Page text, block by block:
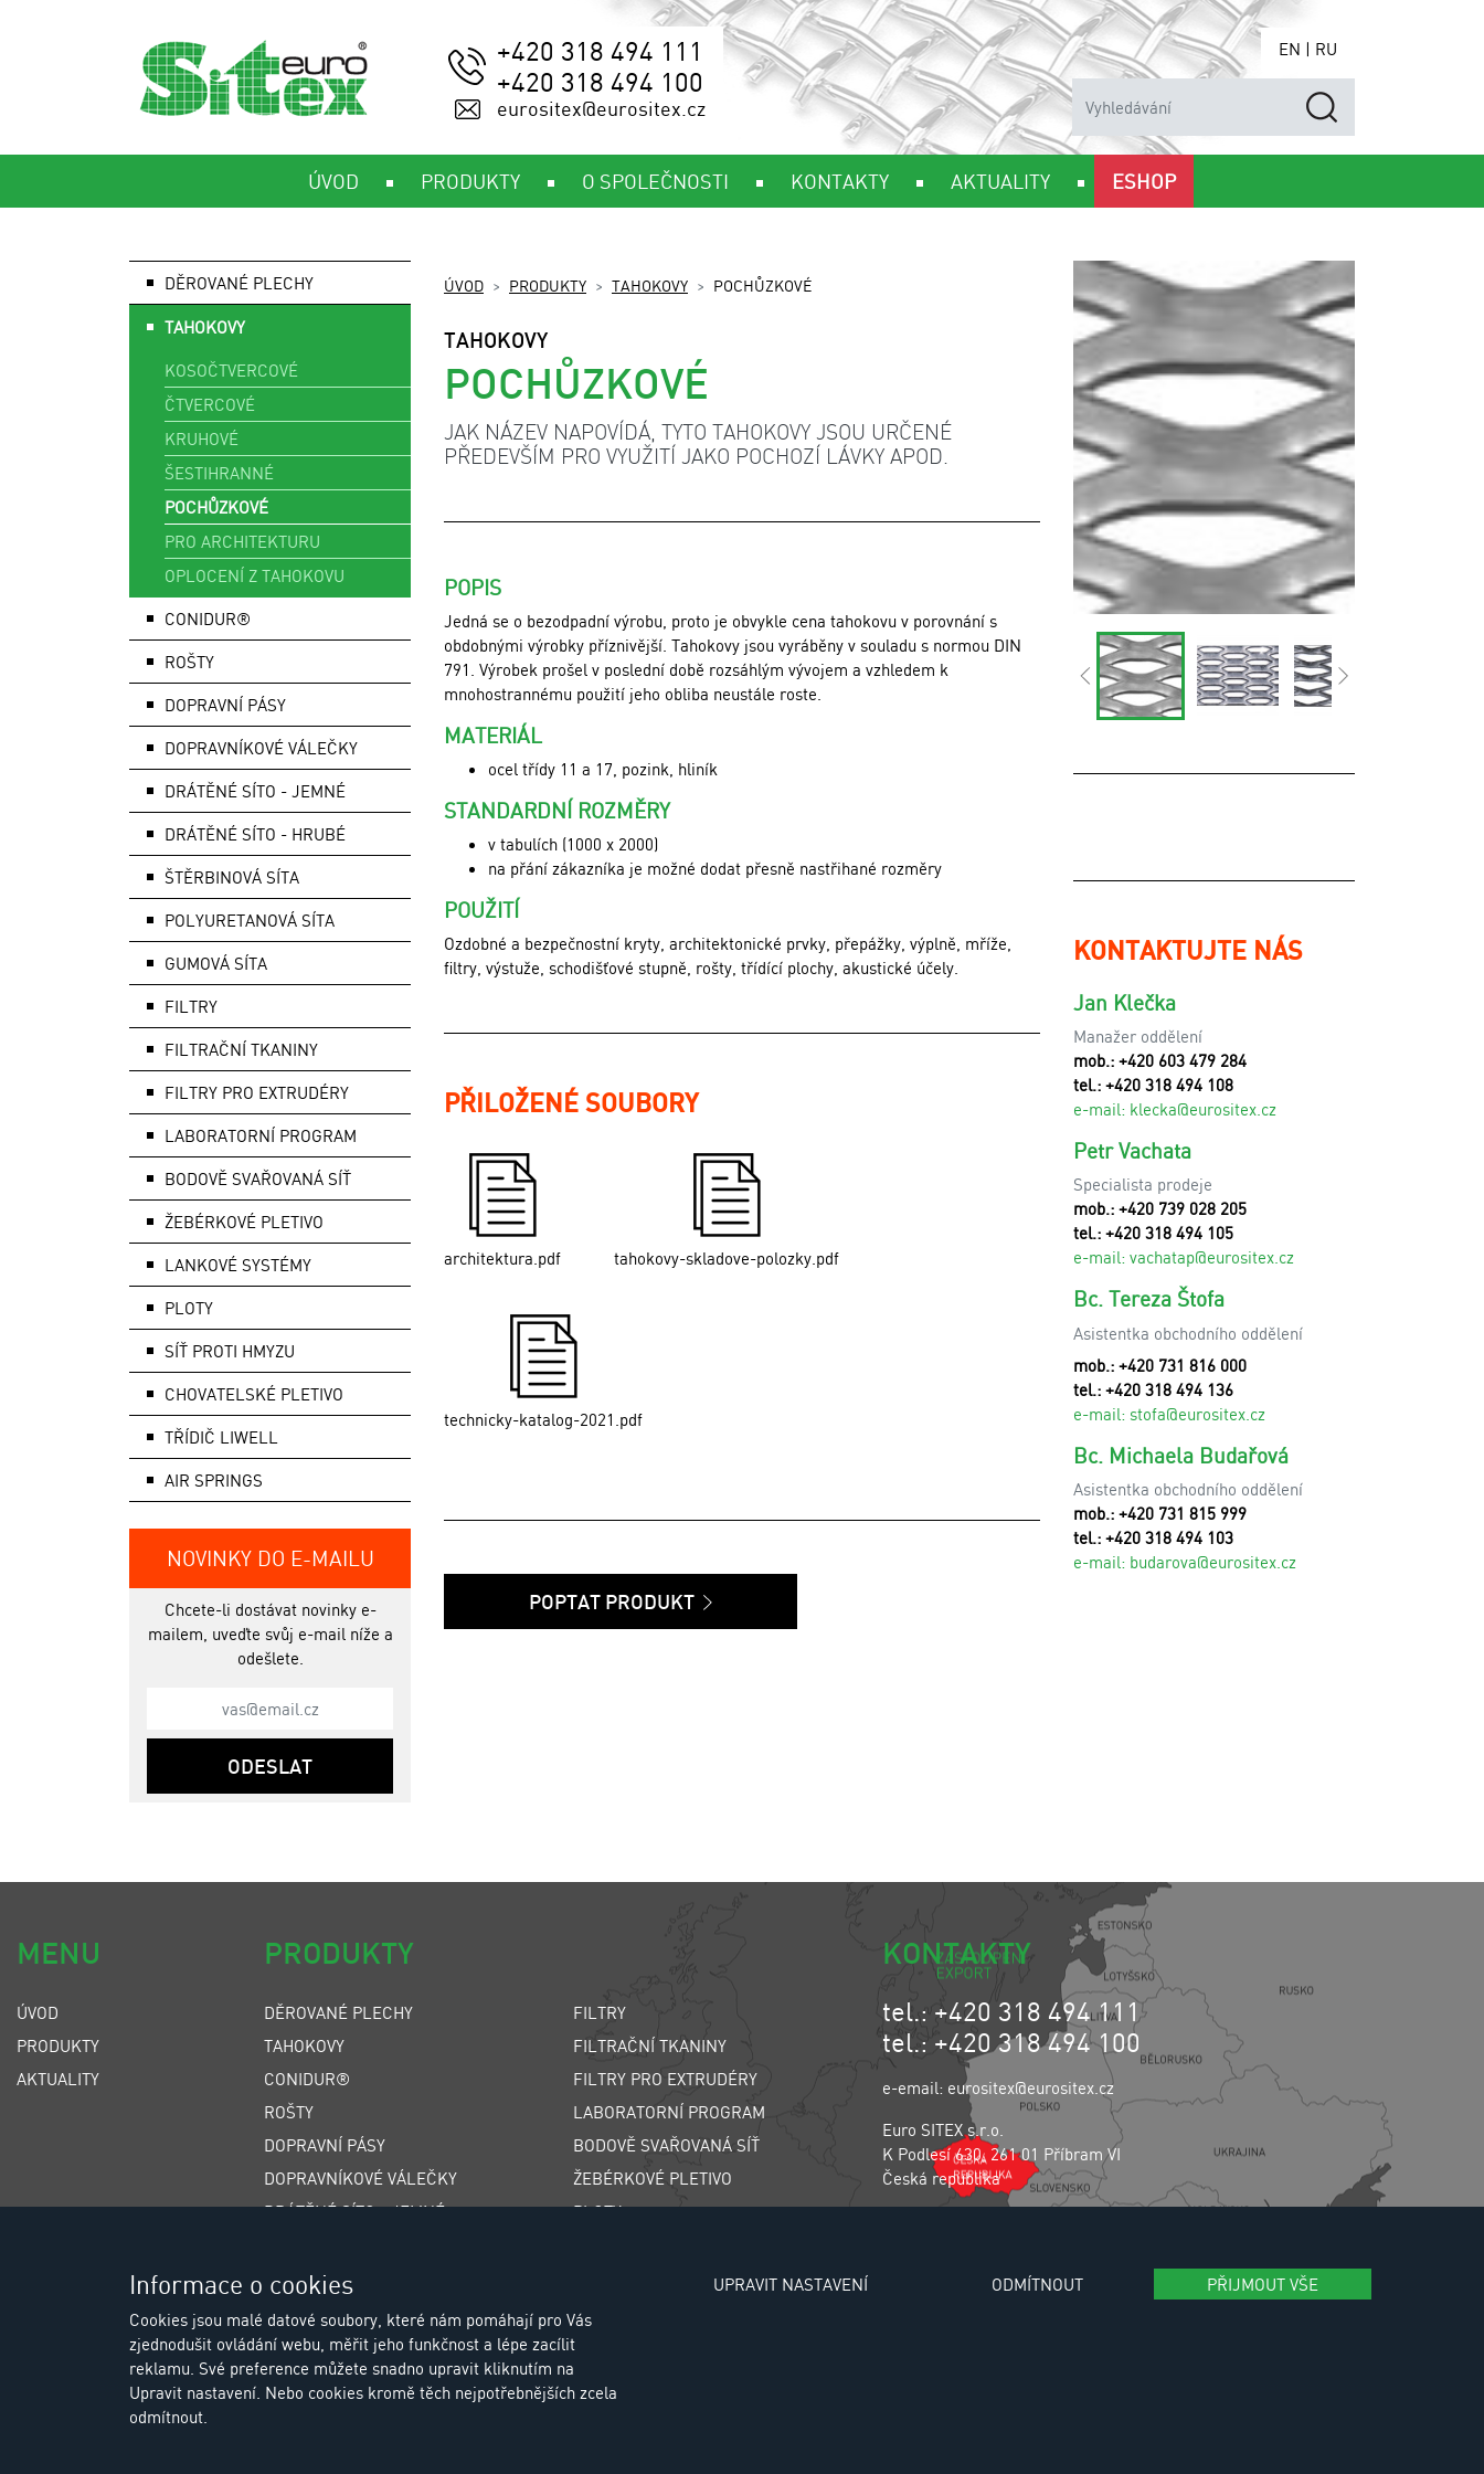
+420 318 494 111
+420 318 494 100
eurositex@eurositex.cz
EN | RU
ÚVOD PRODUKTY O SPOLEČNOSTI KONTAKTY AKTUALITY ESHOP
ÚVOD PRODUKTY TAHOKOVY POCHŮZKOVÉ
TAHOKOVY
POCHŮZKOVÉ
JAK NÁZEV NAPOVÍDÁ, TYTO TAHOKOVY JSOU URČENÉ
PŘEDEVŠÍM PRO VYUŽITÍ JAKO POCHOZÍ LÁVKY APOD.
POPIS
Jedná se o bezodpadní výrobu, proto je obvykle cena tahokovu v porovnání s
obdobnými výrobky příznivější. Tahokovy jsou vyráběny v souladu s normou DIN
791. Výrobek prošel v poslední době rozsáhlým vývojem a vzhledem k
mnohostrannému použití jeho obliba neustále roste.
MATERIÁL
ocel třídy 11 a 17, pozink, hliník
STANDARDNÍ ROZMĚRY
v tabulích (1000 x 2000)
na přání zákazníka je možné dodat přesně nastřihané rozměry
POUŽITÍ
Ozdobné a bezpečnostní kryty, architektonické prvky, přepážky, výplně, mříže,
filtry, výstuže, schodišťové stupně, rošty, třídící plochy, akustické účely.
PŘILOŽENÉ SOUBORY
architektura.pdf tahokovy-skladove-polozky.pdf
technicky-katalog-2021.pdf
POPTAT PRODUKT
KONTAKTUJTE NÁS
Jan Klečka
Manažer oddělení
mob.: +420 603 479 284
tel.: +420 318 494 108
e-mail: klecka@eurositex.cz
Petr Vachata
Specialista prodeje
mob.: +420 739 028 205
tel.: +420 318 494 105
e-mail: vachatap@eurositex.cz
Bc. Tereza Štofa
Asistentka obchodního oddělení
mob.: +420 731 816 000
tel.: +420 318 494 136
e-mail: stofa@eurositex.cz
Bc. Michaela Budařová
Asistentka obchodního oddělení
mob.: +420 731 815 999
tel.: +420 318 494 103
e-mail: budarova@eurositex.cz
DĚROVANÉ PLECHY
TAHOKOVY
KOSOČTVERCOVÉ
ČTVERCOVÉ
KRUHOVÉ
ŠESTIHRANNÉ
POCHŮZKOVÉ
PRO ARCHITEKTURU
OPLOCENÍ Z TAHOKOVU
CONIDUR®
ROŠTY
DOPRAVNÍ PÁSY
DOPRAVNÍKOVÉ VÁLEČKY
DRÁTĚNÉ SÍTO - JEMNÉ
DRÁTĚNÉ SÍTO - HRUBÉ
ŠTĚRBINOVÁ SÍTA
POLYURETANOVÁ SÍTA
GUMOVÁ SÍTA
FILTRY
FILTRAČNÍ TKANINY
FILTRY PRO EXTRUDÉRY
LABORATORNÍ PROGRAM
BODOVĚ SVAŘOVANÁ SÍŤ
ŽEBÉRKOVÉ PLETIVO
LANKOVÉ SYSTÉMY
PLOTY
SÍŤ PROTI HMYZU
CHOVATELSKÉ PLETIVO
TŘÍDIČ LIWELL
AIR SPRINGS
NOVINKY DO E-MAILU
Chcete-li dostávat novinky e-
mailem, uveďte svůj e-mail níže a
odešlete.
ODESLAT
MENU
ÚVOD
PRODUKTY
AKTUALITY
PRODUKTY
DĚROVANÉ PLECHY
TAHOKOVY
CONIDUR®
ROŠTY
DOPRAVNÍ PÁSY
DOPRAVNÍKOVÉ VÁLEČKY
DRÁTĚNÉ SÍTO - JEMNÉ
ŠTĚRBINOVÁ SÍTA
POLYURETANOVÁ SÍTA
GUMOVÁ SÍTA
FILTRY
FILTRAČNÍ TKANINY
FILTRY PRO EXTRUDÉRY
LABORATORNÍ PROGRAM
BODOVĚ SVAŘOVANÁ SÍŤ
ŽEBÉRKOVÉ PLETIVO
PLOTY
CHOVATELSKÉ PLETIVO
TŘÍDIČ LIWELL
AIR SPRINGS
KONTAKTY
tel.: +420 318 494 111
tel.: +420 318 494 100
e-email: eurositex@eurositex.cz
Euro SITEX s.r.o.
K Podlesí 630, 261 01 Příbram VI
Česká republika
Informace o cookies
Cookies jsou malé datové soubory, které nám pomáhají pro Vás
zjednodušit ovládání webu, měřit jeho funkčnost a lépe zacílit
reklamu. Své preference můžete snadno upravit kliknutím na
Upravit nastavení. Nebo cookies kromě těch nejpotřebnějších zcela
odmítnout.
UPRAVIT NASTAVENÍ ODMÍTNOUT PŘIJMOUT VŠE